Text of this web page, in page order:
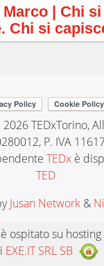
| Chi
Chi si
TEDxTorino,
P. IVA
TEDx è
TED
Jusan Network&
ospitato su
EXE.IT SRL SB